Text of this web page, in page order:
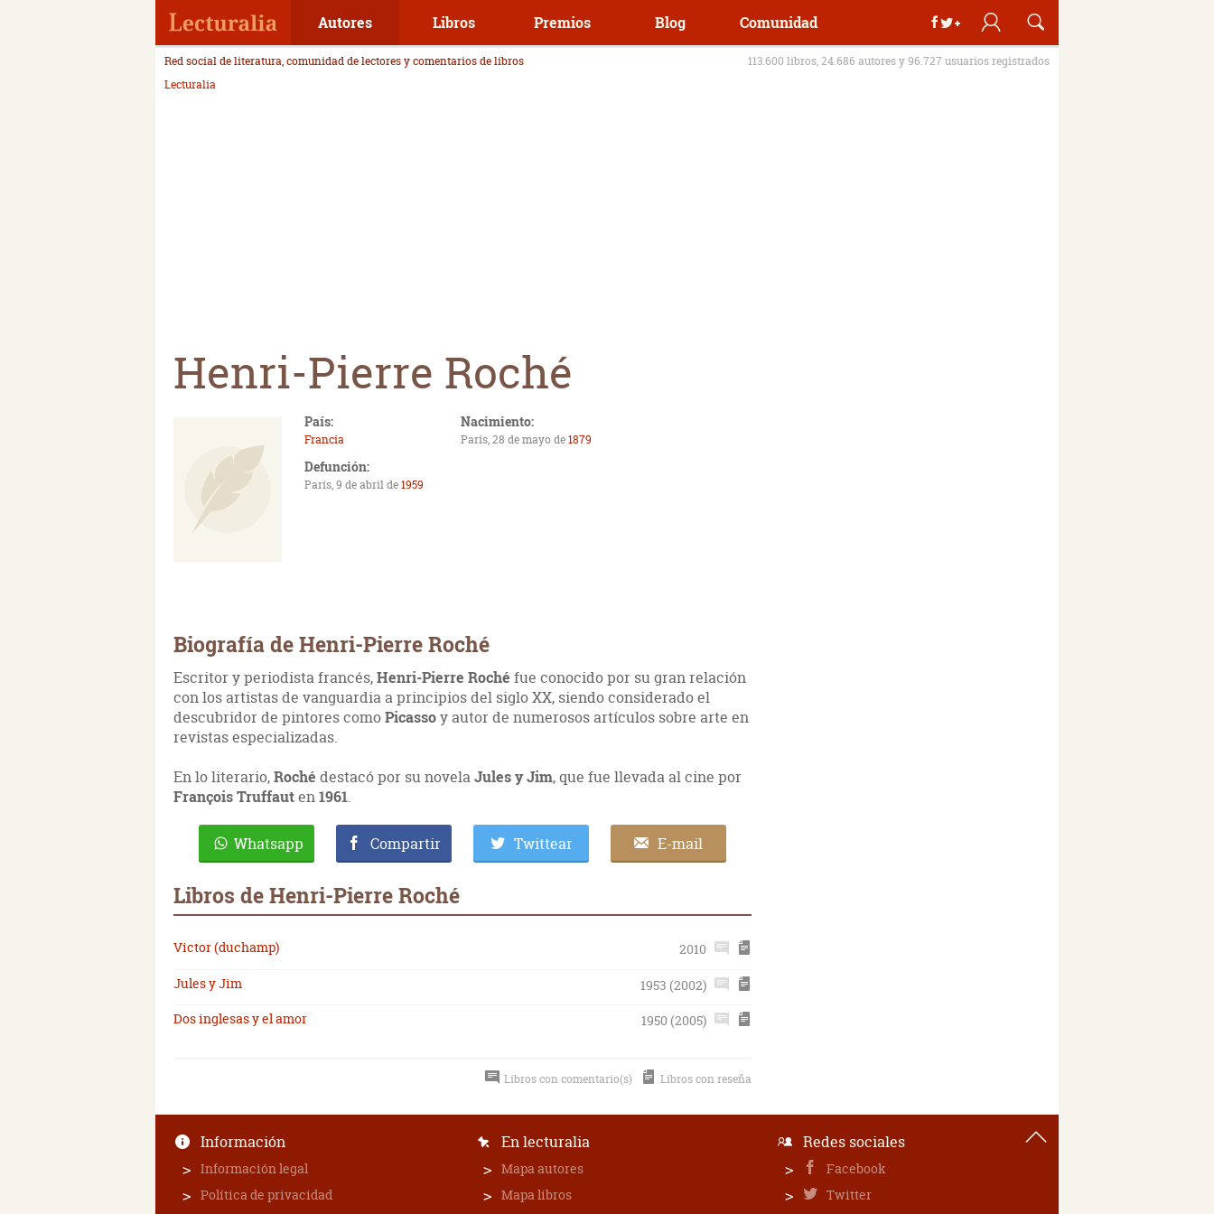
Autores Libros Premios Blog Comunidad
Red social de literatura, comunidad de lectores y comentarios de libros
113.600 libros, 24.686 autores y 96.727 usuarios registrados
Lecturalia
Henri-Pierre Roché
País:
Francia
Nacimiento:
París, 28 de mayo de1879
Defunción:
París, 9 de abril de1959
Biografía de Henri-Pierre Roché
Escritor y periodista francés,Henri-Pierre Roché fue conocido por su gran relación
con los artistas de vanguardia a principios del siglo XX, siendo considerado el
descubridor de pintores comoPicassoy autor de numerosos artículos sobre arte en
revistas especializadas.
En lo literario,Roché destacó por su novelaJules y Jim, que fue llevada al cine por
François Truffauten1961.
Whatsapp Compartir Twittear E-mail
Libros de Henri-Pierre Roché
Victor (duchamp)
2010
Jules y Jim
1953 (2002)
Dos inglesas y el amor
1950 (2005)
Libros con comentario(s) Libros con reseña
Información
Información legal
Política de privacidad
En lecturalia
Mapa autores
Mapa libros
Redes sociales
Facebook
Twitter